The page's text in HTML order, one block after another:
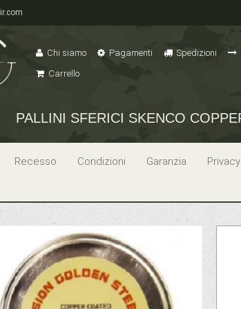
Chi siamo Pagamenti Spedizioni
Carrello
PALLINI SFERICI SKENCO
Recesso Condizioni Garanzia